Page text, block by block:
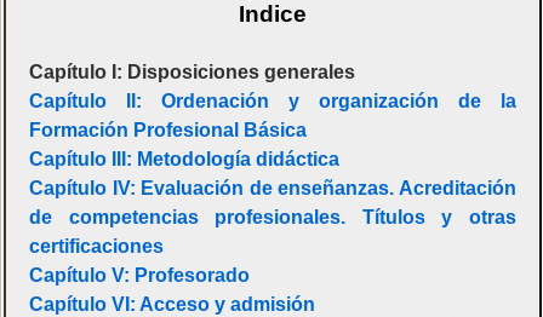
Indice
Capítulo I: Disposiciones generales
Capítulo II: Ordenación y organización de la
Formación Profesional Básica
Capítulo III: Metodología didáctica
Capítulo IV: Evaluación de enseñanzas. Acreditación
de competencias profesionales. Títulos y otras
certificaciones
Capítulo V: Profesorado
Capítulo VI: Acceso y admisión